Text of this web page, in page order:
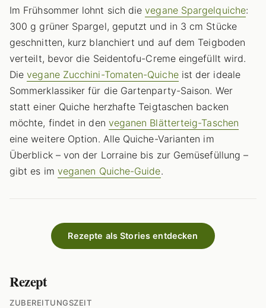
Im Frühsommer lohnt sich dievegane Spargelquiche:
300 g grüner Spargel, geputzt und in 3 cm Stücke
geschnitten, kurz blanchiert und auf dem Teigboden
verteilt, bevor die Seidentofu-Creme eingefüllt wird.
Dievegane Zucchini-Tomaten-Quicheist der ideale
Sommerklassiker für die Gartenparty-Saison. Wer
statt einer Quiche herzhafte Teigtaschen backen
möchte, findet in den veganen Blätterteig-Taschen
eine weitere Option. Alle Quiche-Varianten im
Überblick – von der Lorraine bis zur Gemüsefüllung –
gibt es im veganen Quiche-Guide.
Rezepte als Stories entdecken
Rezept
ZUBEREITUNGSZEIT